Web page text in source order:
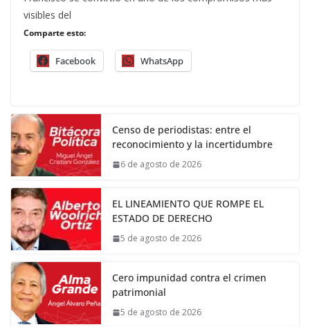
visibles del
Comparte esto:
Facebook WhatsApp
Censo de periodistas: entre el
reconocimiento y la incertidumbre
6 de agosto de 2026
EL LINEAMIENTO QUE ROMPE EL
ESTADO DE DERECHO
5 de agosto de 2026
Cero impunidad contra el crimen
patrimonial
5 de agosto de 2026